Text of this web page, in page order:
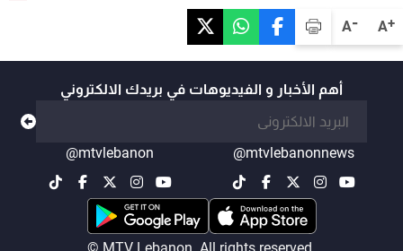
A+
A-
أهم الأخبار و الفيديوهات في بريدك الالكتروني
@mtvlebanonnews
@mtvlebanon